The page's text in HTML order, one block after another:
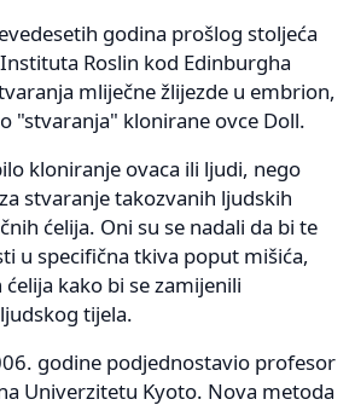
godina prošlog stoljeća
Roslin kod Edinburgha
mliječne žlijezde u embrion,
"stvaranja" klonirane ovce Doll.
kloniranje ovaca ili ljudi, nego
stvaranje takozvanih ljudskih
ćelija. Oni su se nadali da bi te
u specifična tkiva poput mišića,
kako bi se zamijenili
tijela.
godine podjednostavio profesor
Univerzitetu Kyoto. Nova metoda